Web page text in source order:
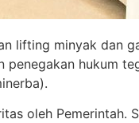
lifting minyak dan
hukum
oleh Pemerintah.